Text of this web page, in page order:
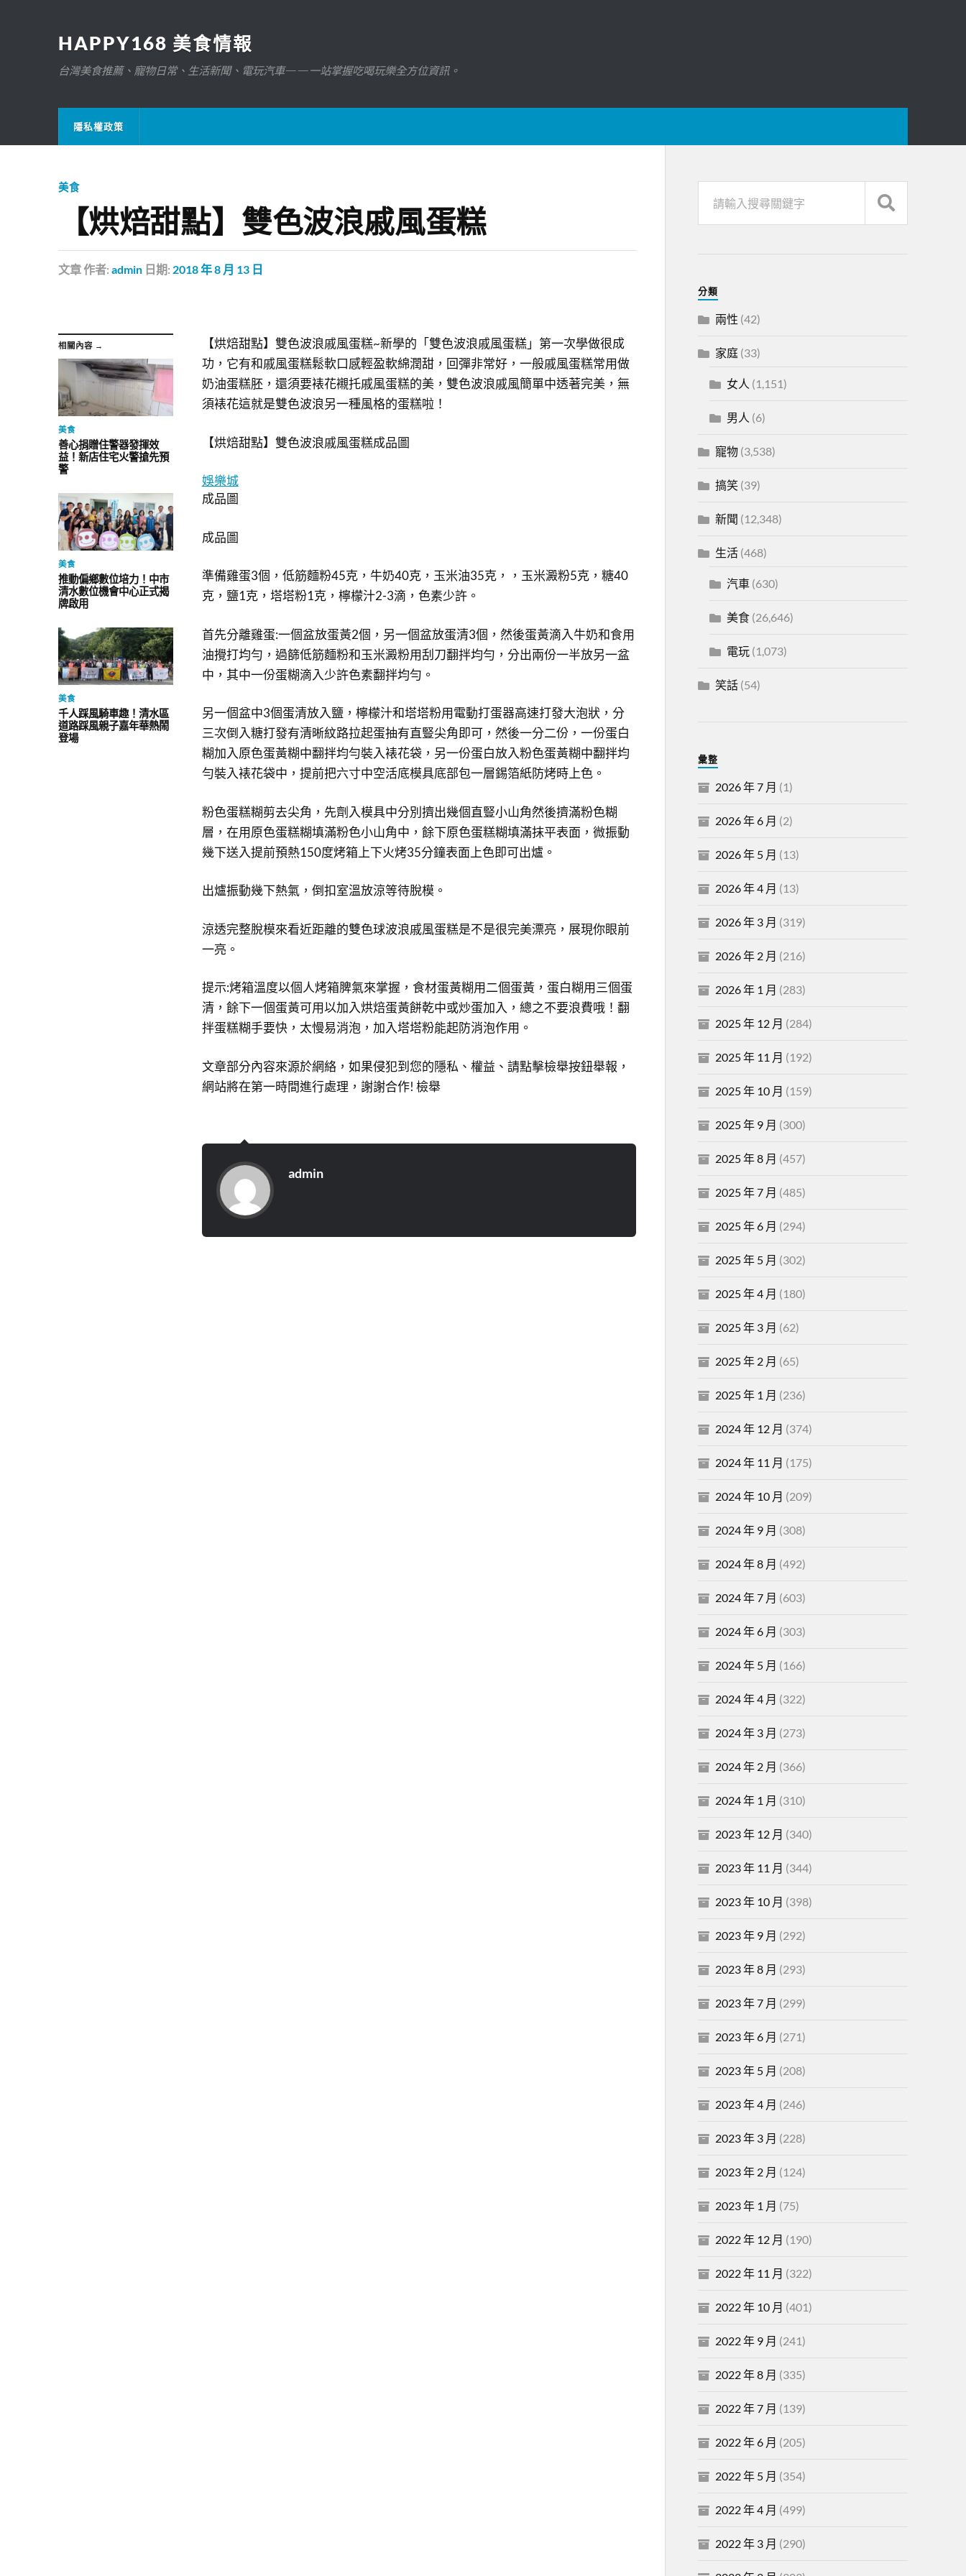
HAPPY168 美食情報
台灣美食推薦、寵物日常、生活新聞、電玩汽車——一站掌握吃喝玩樂全方位資訊。
隱私權政策
美食
【烘焙甜點】雙色波浪戚風蛋糕
文章作者: admin 日期: 2018 年 8 月 13 日
相關內容 →
美食
善心捐贈住警器發揮效
益！新店住宅火警搶先預
警
美食
推動偏鄉數位培力！中市
清水數位機會中心正式揭
牌啟用
美食
千人踩風騎車趣！清水區
道路踩風親子嘉年華熱鬧
登場
【烘焙甜點】雙色波浪戚風蛋糕~新學的「雙色波浪戚風蛋糕」第一次學做很成
功，它有和戚風蛋糕鬆軟口感輕盈軟綿潤甜，回彈非常好，一般戚風蛋糕常用做
奶油蛋糕胚，還須要裱花襯托戚風蛋糕的美，雙色波浪戚風簡單中透著完美，無
須裱花這就是雙色波浪另一種風格的蛋糕啦！
【烘焙甜點】雙色波浪戚風蛋糕成品圖
娛樂城
成品圖
成品圖
準備雞蛋3個，低筋麵粉45克，牛奶40克，玉米油35克，，玉米澱粉5克，糖40
克，鹽1克，塔塔粉1克，檸檬汁2-3滴，色素少許。
首先分離雞蛋:一個盆放蛋黃2個，另一個盆放蛋清3個，然後蛋黃滴入牛奶和食用
油攪打均勻，過篩低筋麵粉和玉米澱粉用刮刀翻拌均勻，分出兩份一半放另一盆
中，其中一份蛋糊滴入少許色素翻拌均勻。
另一個盆中3個蛋清放入鹽，檸檬汁和塔塔粉用電動打蛋器高速打發大泡狀，分
三次倒入糖打發有清晰紋路拉起蛋抽有直豎尖角即可，然後一分二份，一份蛋白
糊加入原色蛋黃糊中翻拌均勻裝入裱花袋，另一份蛋白放入粉色蛋黃糊中翻拌均
勻裝入裱花袋中，提前把六寸中空活底模具底部包一層錫箔紙防烤時上色。
粉色蛋糕糊剪去尖角，先劑入模具中分別擠出幾個直豎小山角然後擠滿粉色糊
層，在用原色蛋糕糊填滿粉色小山角中，餘下原色蛋糕糊填滿抹平表面，微振動
幾下送入提前預熱150度烤箱上下火烤35分鐘表面上色即可出爐。
出爐振動幾下熱氣，倒扣室溫放涼等待脫模。
涼透完整脫模來看近距離的雙色球波浪戚風蛋糕是不是很完美漂亮，展現你眼前
一亮。
提示:烤箱溫度以個人烤箱脾氣來掌握，食材蛋黃糊用二個蛋黃，蛋白糊用三個蛋
清，餘下一個蛋黃可用以加入烘焙蛋黃餅乾中或炒蛋加入，總之不要浪費哦！翻
拌蛋糕糊手要快，太慢易消泡，加入塔塔粉能起防消泡作用。
文章部分內容來源於網絡，如果侵犯到您的隱私、權益、請點擊檢舉按鈕舉報，
網站將在第一時間進行處理，謝謝合作! 檢舉
admin
分類
兩性 (42)
家庭(33)
女人 (1,151)
男人 (6)
寵物(3,538)
搞笑(39)
新聞 (12,348)
生活(468)
汽車(630)
美食(26,646)
電玩(1,073)
笑話(54)
彙整
2026 年 7 月 (1)
2026 年 6 月 (2)
2026 年 5 月 (13)
2026 年 4 月 (13)
2026 年 3 月 (319)
2026 年 2 月 (216)
2026 年 1 月 (283)
2025 年 12 月 (284)
2025 年 11 月 (192)
2025 年 10 月 (159)
2025 年 9 月 (300)
2025 年 8 月 (457)
2025 年 7 月 (485)
2025 年 6 月 (294)
2025 年 5 月 (302)
2025 年 4 月 (180)
2025 年 3 月 (62)
2025 年 2 月 (65)
2025 年 1 月 (236)
2024 年 12 月 (374)
2024 年 11 月 (175)
2024 年 10 月 (209)
2024 年 9 月 (308)
2024 年 8 月 (492)
2024 年 7 月 (603)
2024 年 6 月 (303)
2024 年 5 月 (166)
2024 年 4 月 (322)
2024 年 3 月 (273)
2024 年 2 月 (366)
2024 年 1 月 (310)
2023 年 12 月 (340)
2023 年 11 月 (344)
2023 年 10 月 (398)
2023 年 9 月 (292)
2023 年 8 月 (293)
2023 年 7 月 (299)
2023 年 6 月 (271)
2023 年 5 月 (208)
2023 年 4 月 (246)
2023 年 3 月 (228)
2023 年 2 月 (124)
2023 年 1 月 (75)
2022 年 12 月 (190)
2022 年 11 月 (322)
2022 年 10 月 (401)
2022 年 9 月 (241)
2022 年 8 月 (335)
2022 年 7 月 (139)
2022 年 6 月 (205)
2022 年 5 月 (354)
2022 年 4 月 (499)
2022 年 3 月 (290)